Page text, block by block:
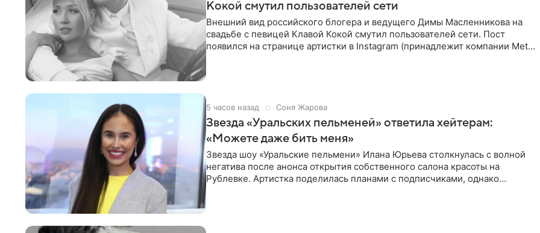
Кокой смутил пользователей сети
Внешний вид российского блогера и ведущего Димы Масленникова на
свадьбе с певицей Клавой Кокой смутил пользователей сети. Пост
появился на странице артистки в Instagram (принадлежит компании Meta,
5 часов назад Соня Жарова
Звезда «Уральских пельменей» ответила хейтерам:
«Можете даже бить меня»
Звезда шоу «Уральские пельмени» Илана Юрьева столкнулась с волной
негатива после анонса открытия собственного салона красоты на
Рублевке. Артистка поделилась планами с подписчиками, однако